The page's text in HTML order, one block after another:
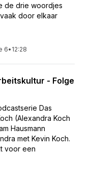
de drie woordjes
vaak door elkaar
6• 12:28
- Folge
Das
(Alexandra Koch
Hausmann
met Kevin Koch.
voor een